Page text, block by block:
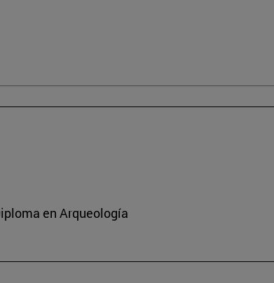
en Arqueología